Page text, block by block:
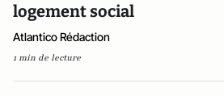
logement social
Atlantico Rédaction
1 min de lecture